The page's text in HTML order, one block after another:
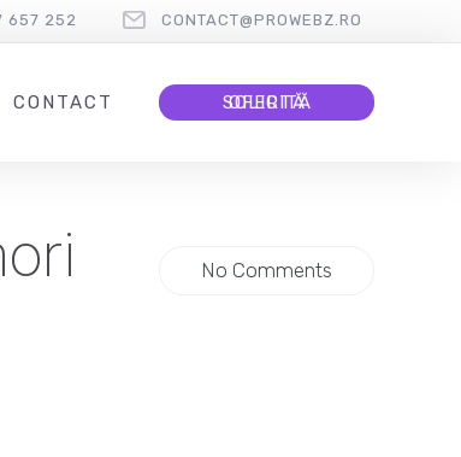
657 252 CONTACT@PROWEBZ.RO
CONTACT SOLICITĂ OFERTĂ
No Comments